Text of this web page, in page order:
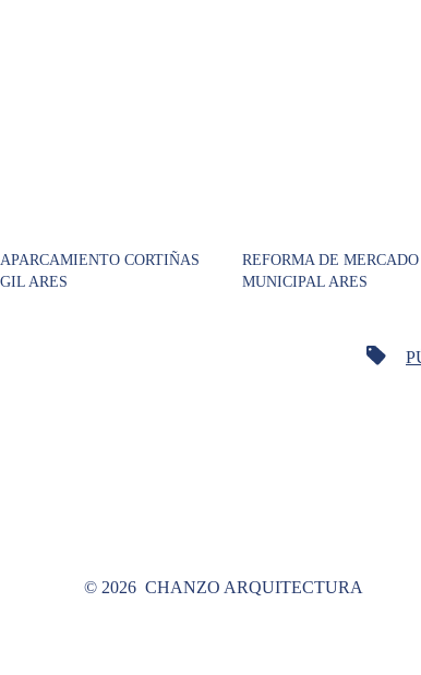
APARCAMIENTO CORTIÑAS
GIL ARES
REFORMA DE MERCADO
MUNICIPAL ARES
© 2026CHANZO ARQUITECTURA